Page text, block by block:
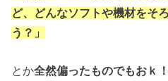
ど、どんなソフトや機材をそ
う？ 」
とか全然偏ったものでもおｋ！